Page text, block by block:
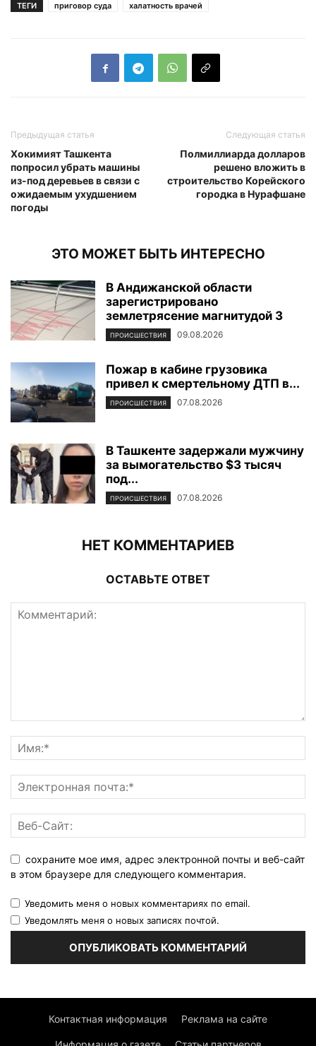
ТЕГИ приговор суда халатность врачей
Предыдущая статья
Хокимият Ташкента
попросил убрать машины
из-под деревьев в связи с
ожидаемым ухудшением
погоды
Следующая статья
Полмиллиарда долларов
решено вложить в
строительство Корейского
городка в Нурафшане
ЭТО МОЖЕТ БЫТЬ ИНТЕРЕСНО
В Андижанской области
зарегистрировано
землетрясение магнитудой 3
ПРОИСШЕСТВИЯ 09.08.2026
Пожар в кабине грузовика
привел к смертельному ДТП в...
ПРОИСШЕСТВИЯ 07.08.2026
В Ташкенте задержали мужчину
за вымогательство $3 тысяч
под...
ПРОИСШЕСТВИЯ 07.08.2026
НЕТ КОММЕНТАРИЕВ
ОСТАВЬТЕ ОТВЕТ
сохраните мое имя, адрес электронной почты и веб-сайт
в этом браузере для следующего комментария.
Уведомить меня о новых комментариях по email.
Уведомлять меня о новых записях почтой.
Контактная информация Реклама на сайте